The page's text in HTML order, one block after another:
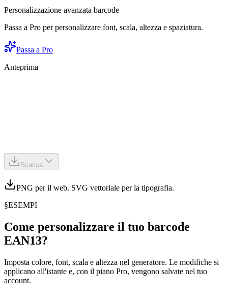
Personalizzazione avanzata barcode
Passa a Pro per personalizzare font, scala, altezza e spaziatura.
Passa a Pro
Anteprima
Scarica
PNG per il web. SVG vettoriale per la tipografia.
§ESEMPI
Come personalizzare il tuo barcode
EAN13?
Imposta colore, font, scala e altezza nel generatore. Le modifiche si
applicano all'istante e, con il piano Pro, vengono salvate nel tuo
account.